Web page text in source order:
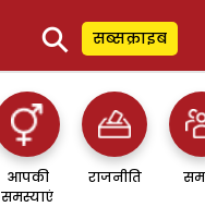
⚲ सब्सक्राइब
आपकी
समस्याएं
राजनीति